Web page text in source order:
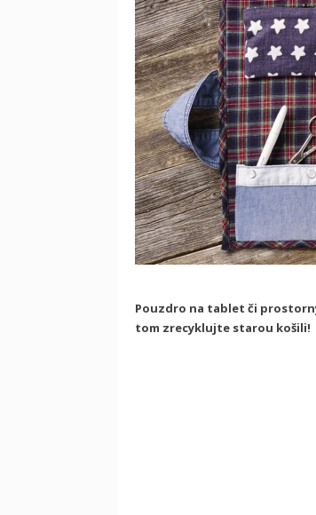
Pouzdro na tablet či
tom zrecyklujte starou košili!